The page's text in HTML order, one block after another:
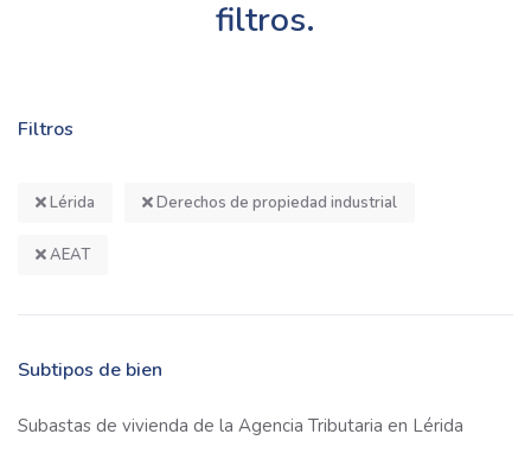
Filtros
Lérida Derechos de propiedad industrial
AEAT
Subtipos de bien
Subastas de vivienda de la Agencia Tributaria en Lérida
filtros.